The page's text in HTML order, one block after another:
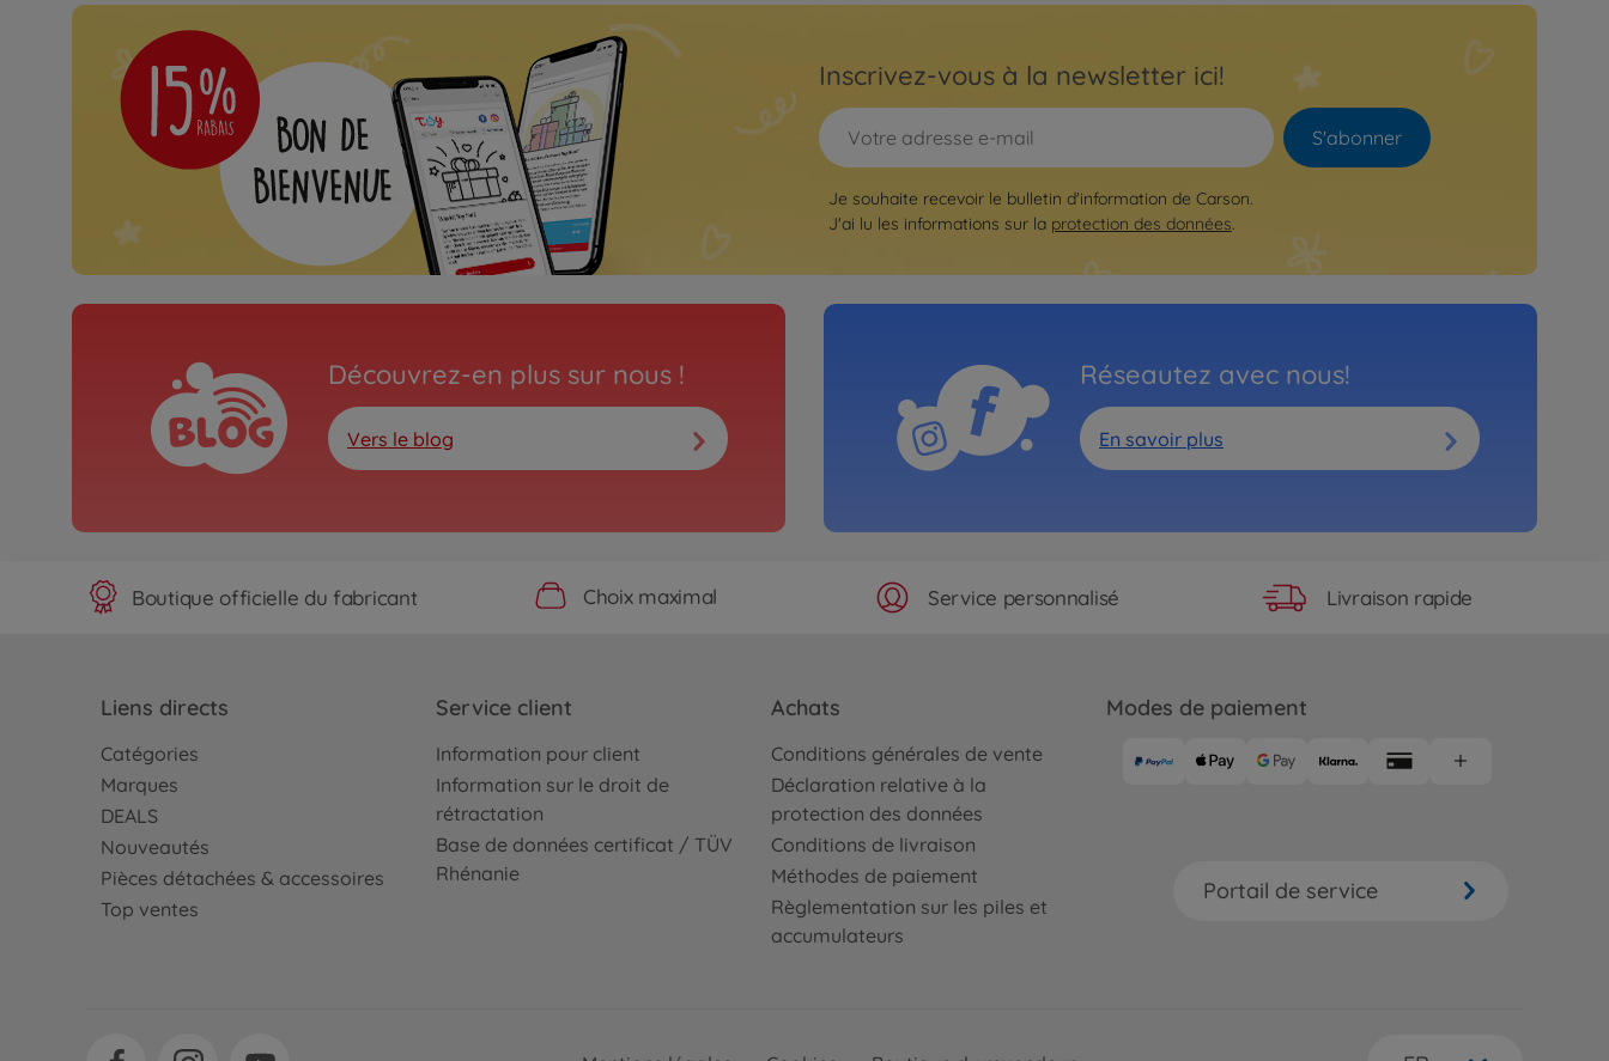
Inscrivez-vous à la newsletter ici!
S'abonner
Je souhaite recevoir le bulletin d'information de Carson.
J'ai lu les informations sur la protection des données.
Découvrez-en plus sur nous !
Vers le blog
Réseautez avec nous!
En savoir plus
Boutique officielle du fabricant Choix maximal Service personnalisé Livraison rapide
Liens directs
Catégories
Marques
DEALS
Nouveautés
Pièces détachées & accessoires
Top ventes
Service client
Information pour client
Information sur le droit de
rétractation
Base de données certificat / TÜV
Rhénanie
Achats
Conditions générales de vente
Déclaration relative à la
protection des données
Conditions de livraison
Méthodes de paiement
Règlementation sur les piles et
accumulateurs
Modes de paiement
Portail de service